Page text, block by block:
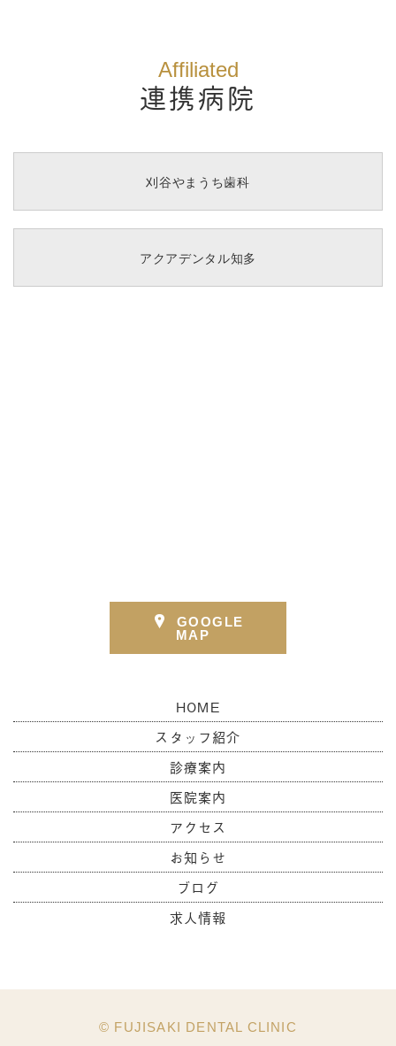
Affiliated
連携病院
刈谷やまうち歯科
アクアデンタル知多
GOOGLE
MAP
HOME
スタッフ紹介
診療案内
医院案内
アクセス
お知らせ
ブログ
求人情報
© FUJISAKI DENTAL CLINIC